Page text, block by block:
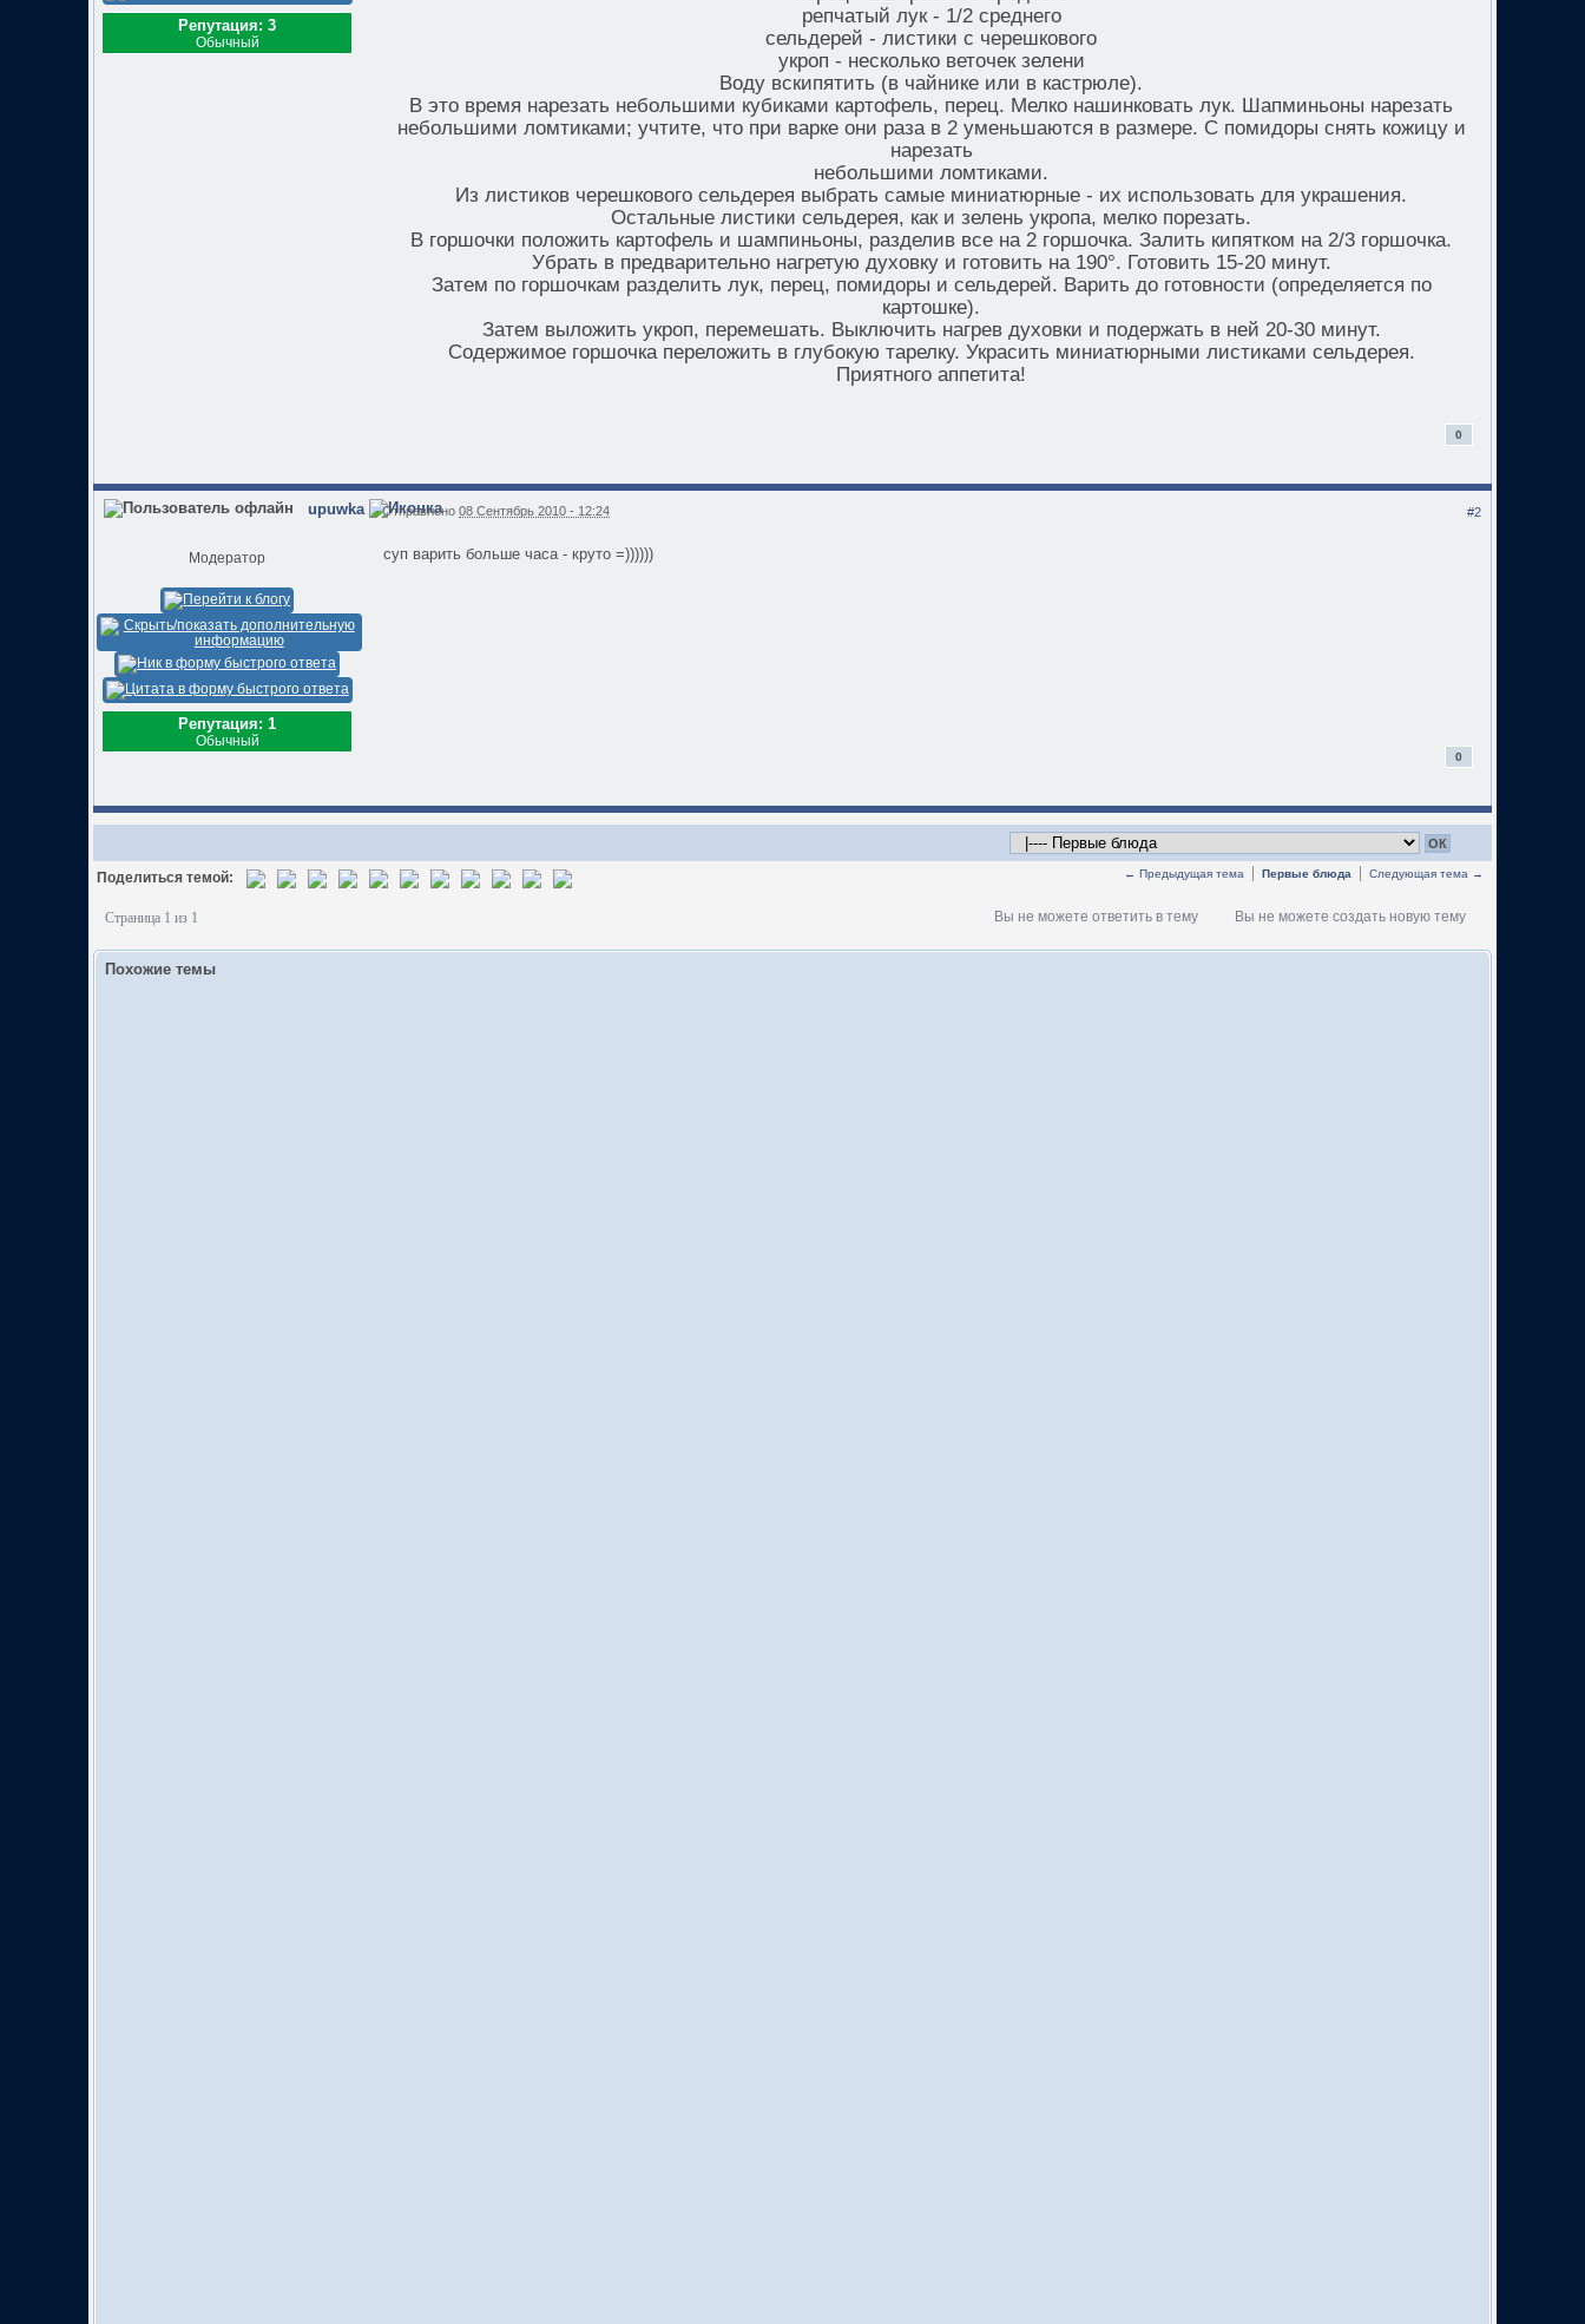
Репутация: 3
Обычный
репчатый лук - 1/2 среднего
сельдерей - листики с черешкового
укроп - несколько веточек зелени
Воду вскипятить (в чайнике или в кастрюле).
В это время нарезать небольшими кубиками картофель, перец. Мелко нашинковать лук. Шапминьоны нарезать
небольшими ломтиками; учтите, что при варке они раза в 2 уменьшаются в размере. С помидоры снять кожицу и
нарезать
небольшими ломтиками.
Из листиков черешкового сельдерея выбрать самые миниатюрные - их использовать для украшения.
Остальные листики сельдерея, как и зелень укропа, мелко порезать.
В горшочки положить картофель и шампиньоны, разделив все на 2 горшочка. Залить кипятком на 2/3 горшочка.
Убрать в предварительно нагретую духовку и готовить на 190°. Готовить 15-20 минут.
Затем по горшочкам разделить лук, перец, помидоры и сельдерей. Варить до готовности (определяется по
картошке).
Затем выложить укроп, перемешать. Выключить нагрев духовки и подержать в ней 20-30 минут.
Содержимое горшочка переложить в глубокую тарелку. Украсить миниатюрными листиками сельдерея.
Приятного аппетита!
0
#2
upuwka
Модератор
Репутация: 1
Обычный
Отправлено08 Сентябрь 2010 - 12:24
суп варить больше часа - круто =))))))
0
← Предыдущая тема Первые блюда Следующая тема →
Поделиться темой:
Страница 1 из 1 Вы не можете создать новую тему
Вы не можете ответить в тему
Похожие темы